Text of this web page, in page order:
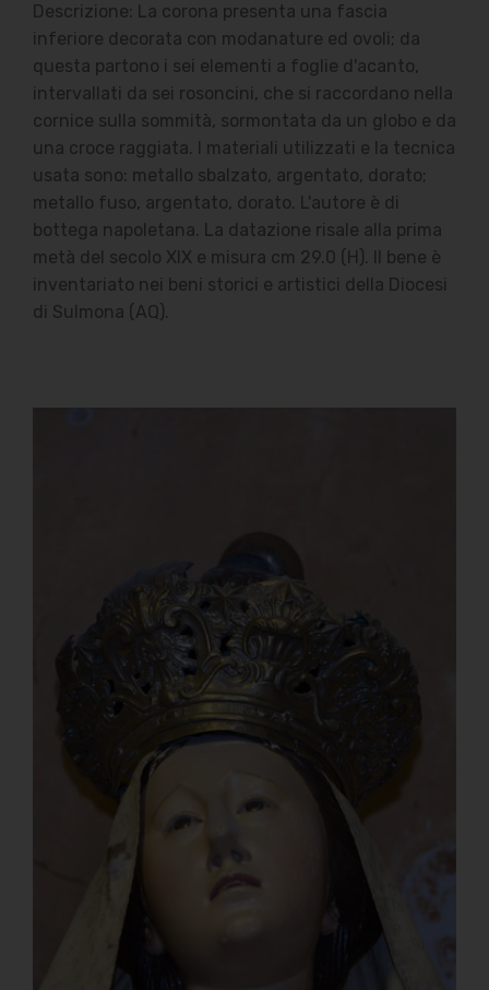
Descrizione: La corona presenta una fascia
inferiore decorata con modanature ed ovoli; da
questa partono i sei elementi a foglie d'acanto,
intervallati da sei rosoncini, che si raccordano nella
cornice sulla sommità, sormontata da un globo e da
una croce raggiata. I materiali utilizzati e la tecnica
usata sono: metallo sbalzato, argentato, dorato;
metallo fuso, argentato, dorato. L'autore è di
bottega napoletana. La datazione risale alla prima
metà del secolo XIX e misura cm 29.0 (H). Il bene è
inventariato nei beni storici e artistici della Diocesi
di Sulmona (AQ).